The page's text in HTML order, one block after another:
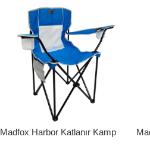
Madfox Harbor Katlanır Kamp